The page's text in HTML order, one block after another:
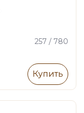
257 / 780
Купить